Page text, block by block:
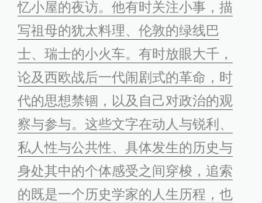
忆小屋的夜访。他有时关注小事，描
写祖母的犹太料理、伦敦的绿线巴
士、瑞士的小火车。有时放眼大千，
论及西欧战后一代闹剧式的革命，时
代的思想禁锢，以及自己对政治的观
察与参与。这些文字在动人与锐利、
私人性与公共性、具体发生的历史与
身处其中的个体感受之间穿梭，追索
的既是一个历史学家的人生历程，也